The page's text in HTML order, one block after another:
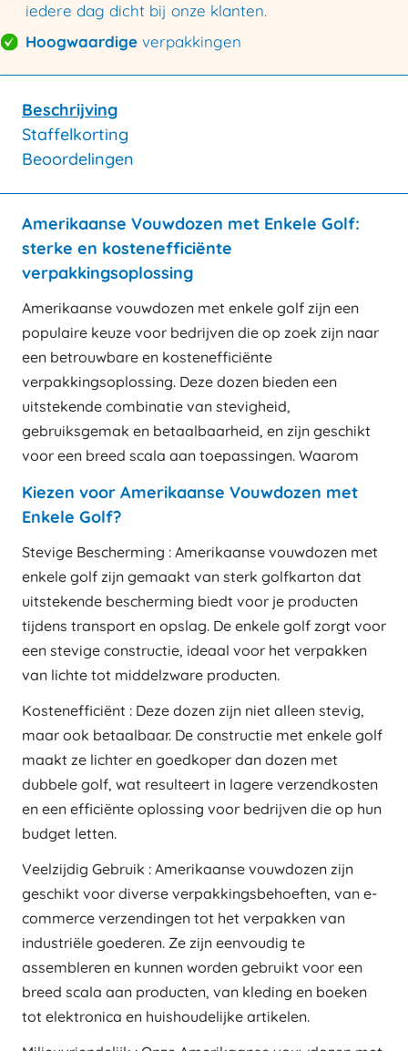
iedere dag dicht bij onze klanten.
Hoogwaardige verpakkingen
Beschrijving
Staffelkorting
Beoordelingen
Amerikaanse Vouwdozen met Enkele Golf:
sterke en kostenefficiënte
verpakkingsoplossing
Amerikaanse vouwdozen met enkele golf zijn een
populaire keuze voor bedrijven die op zoek zijn naar
een betrouwbare en kostenefficiënte
verpakkingsoplossing. Deze dozen bieden een
uitstekende combinatie van stevigheid,
gebruiksgemak en betaalbaarheid, en zijn geschikt
voor een breed scala aan toepassingen. Waarom
Kiezen voor Amerikaanse Vouwdozen met
Enkele Golf?
Stevige Bescherming : Amerikaanse vouwdozen met
enkele golf zijn gemaakt van sterk golfkarton dat
uitstekende bescherming biedt voor je producten
tijdens transport en opslag. De enkele golf zorgt voor
een stevige constructie, ideaal voor het verpakken
van lichte tot middelzware producten.
Kostenefficiënt : Deze dozen zijn niet alleen stevig,
maar ook betaalbaar. De constructie met enkele golf
maakt ze lichter en goedkoper dan dozen met
dubbele golf, wat resulteert in lagere verzendkosten
en een efficiënte oplossing voor bedrijven die op hun
budget letten.
Veelzijdig Gebruik : Amerikaanse vouwdozen zijn
geschikt voor diverse verpakkingsbehoeften, van e-
commerce verzendingen tot het verpakken van
industriële goederen. Ze zijn eenvoudig te
assembleren en kunnen worden gebruikt voor een
breed scala aan producten, van kleding en boeken
tot elektronica en huishoudelijke artikelen.